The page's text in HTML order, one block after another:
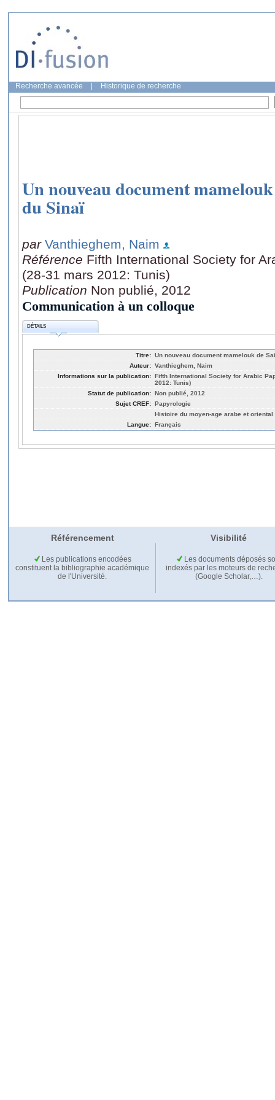
Recherche avancée Historique de recherche
Un nouveau document
du Sinaï
par Vanthieghem, Naim
Référence Fifth International Society for
(28-31 mars 2012: Tunis)
Publication Non publié, 2012
Communication à un colloque
DÉTAILS
Titre: Un nouveau document mamelouk de
Auteur: Vanthieghem, Naim
Informations sur la publication: Fifth International Society for Arabic
2012: Tunis)
Statut de publication: Non publié, 2012
Sujet CREF: Papyrologie
Histoire du moyen-age arabe et oriental
Langue: Français
Référencement Visibilité
Les publications encodées
constituent la bibliographie académique
de l'Université.
Les documents déposés
indexés par les moteurs de
(Google Scholar,…).